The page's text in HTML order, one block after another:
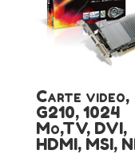
Carte video,
G210, 1024
Mo,TV, DVI,
HDMI, MSI,